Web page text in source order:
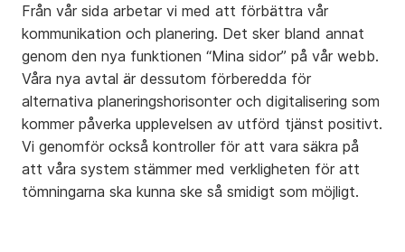
Från vår sida arbetar vi med att förbättra vår
kommunikation och planering. Det sker bland annat
genom den nya funktionen “Mina sidor” på vår webb.
Våra nya avtal är dessutom förberedda för
alternativa planeringshorisonter och digitalisering som
kommer påverka upplevelsen av utförd tjänst positivt.
Vi genomför också kontroller för att vara säkra på
att våra system stämmer med verkligheten för att
tömningarna ska kunna ske så smidigt som möjligt.